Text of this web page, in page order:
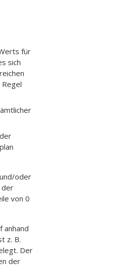
für
sich
oder
der
von 0
anhand
z. B.
Der
der